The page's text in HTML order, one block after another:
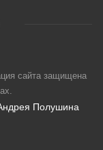
сайта защищена
Полушина